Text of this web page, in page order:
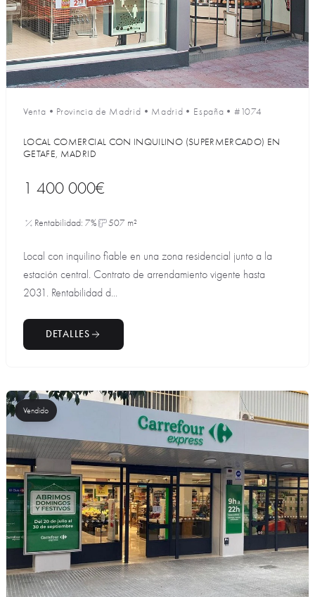
Venta • Provincia de Madrid • Madrid • España •#1074
LOCAL COMERCIAL CON INQUILINO (SUPERMERCADO) EN
GETAFE, MADRID
1 400 000€
Rentabilidad: 7% 507 m²
Local con inquilino fiable en una zona residencial junto a la
estación central. Contrato de arrendamiento vigente hasta
2031. Rentabilidad d...
DETALLES
Vendido